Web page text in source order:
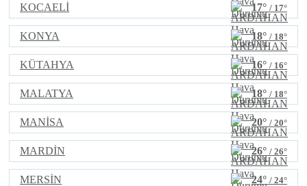
KOCAELİ 17° / 17°
KONYA 18° / 18°
KÜTAHYA 16° / 16°
MALATYA 18° / 18°
MANİSA 20° / 20°
MARDİN 26° / 26°
MERSİN 24° / 24°